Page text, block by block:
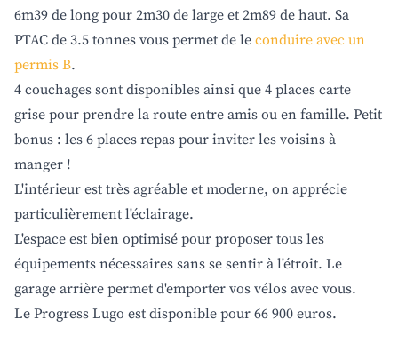
6m39 de long pour 2m30 de large et 2m89 de haut. Sa
PTAC de 3.5 tonnes vous permet de le conduire avec un
permis B.
4 couchages sont disponibles ainsi que 4 places carte
grise pour prendre la route entre amis ou en famille. Petit
bonus : les 6 places repas pour inviter les voisins à
manger !
L'intérieur est très agréable et moderne, on apprécie
particulièrement l'éclairage.
L'espace est bien optimisé pour proposer tous les
équipements nécessaires sans se sentir à l'étroit. Le
garage arrière permet d'emporter vos vélos avec vous.
Le Progress Lugo est disponible pour 66 900 euros.